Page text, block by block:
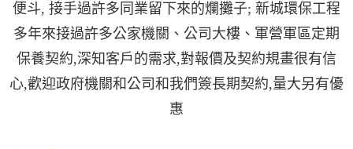
便斗, 接手過許多同業留下來的爛攤子; 新城環保工程
多年來接過許多公家機關、公司大樓、軍營軍區定期
保養契約,深知客戶的需求,對報價及契約規畫很有信
心,歡迎政府機關和公司和我們簽長期契約,量大另有優
惠